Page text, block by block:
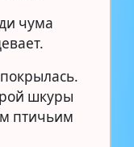
чума
шкуры
птичьим